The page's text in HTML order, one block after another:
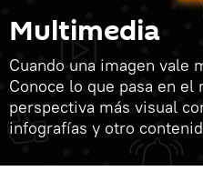
Multimedia
Cuando una imagen vale
Conoce lo que pasa en el
perspectiva más visual
infografías y otro